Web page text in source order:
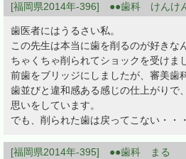
[福岡県2014年-396] ●●歯科 けんけ
歯医者にはうるさい私。
この先生は本当に歯を削るのが好きな
ちゃくちゃ削られてショックを受けま
前歯をブリッジにしましたが、審美歯
歯並びと違和感ある感じの仕上がりで
思いをしています。
でも、削られた歯は戻ってこない・・
[福岡県2014年-395] ●●歯科 まる